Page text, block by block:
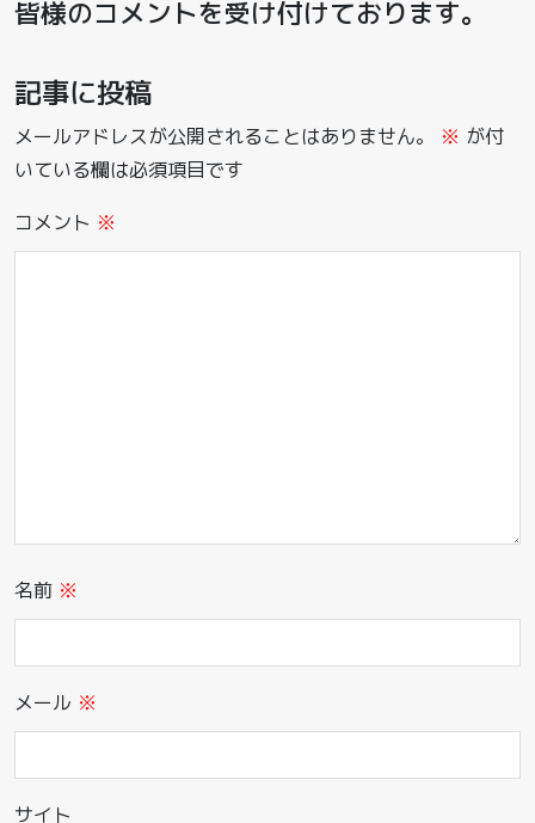
皆様のコメントを受け付けております。
記事に投稿
メールアドレスが公開されることはありません。 ※ が付
いている欄は必須項目です
コメント ※
名前 ※
メール ※
サイト